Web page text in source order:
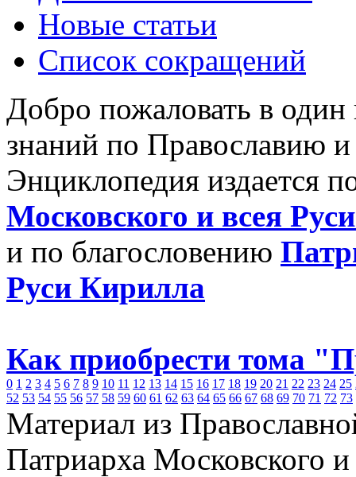
Новые статьи
Список сокращений
Добро пожаловать в
знаний по Православию
Энциклопедия издается
Московского и всея
и по благословению
Руси Кирилла
Как приобрести тома
0 1 2 3 4 5 6 7 8 9 10 11 12 13 14 15 16 17 18 19 20 21 22 23 24 25
52 53 54 55 56 57 58 59 60 61 62 63 64 65 66 67 68 69 70 71 72 73
Материал из
Патриарха Московского